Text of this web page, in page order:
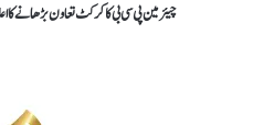
چیئرمین پی سی بی کا کرکٹ تعاون بڑھانے کا